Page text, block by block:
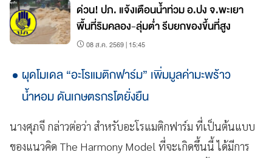
ด่วน! ปภ. แจ้งเตือนน้ำท่วม อ.ปง จ.พะเยา
พื้นที่ริมคลอง-ลุ่มต่ำ รีบยกของขึ้นที่สูง
08 ส.ค. 2569 | 15:45
ผุดโมเดล “อะโรแมติกฟาร์ม” เพิ่มมูลค่ามะพร้าว
น้ำหอม ดันเกษตรกรโตยั่งยืน
นางศุภจี กล่าวต่อว่า สำหรับอะโรแมติกฟาร์ม ที่เป็นต้นแบบ
ของแนวคิด The Harmony Model ที่จะเกิดขึ้นนี้ ได้มีการ